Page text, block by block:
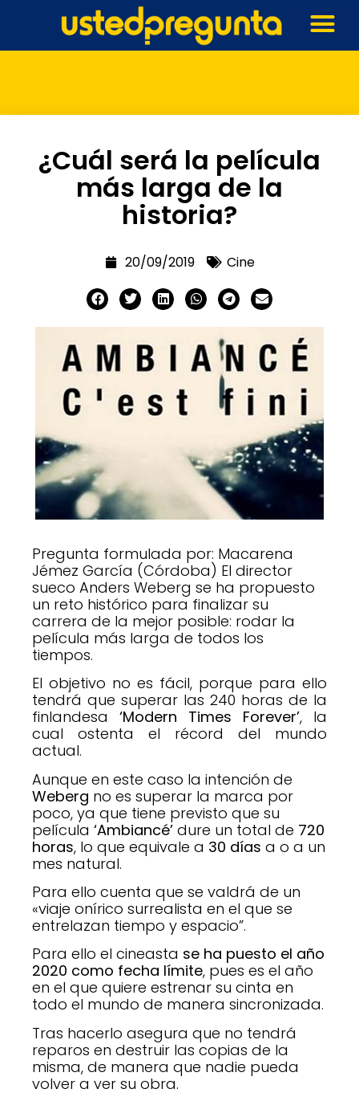
¿Cuál será la película
más larga de la
historia?
20/09/2019 Cine
Pregunta formulada por: Macarena
Jémez García (Córdoba) El director
sueco Anders Weberg se ha propuesto
un reto histórico para finalizar su
carrera de la mejor posible: rodar la
película más larga de todos los
tiempos.
El objetivo no es fácil, porque para ello
tendrá que superar las 240 horas de la
finlandesa ‘Modern Times Forever’, la
cual ostenta el récord del mundo
actual.
Aunque en este caso la intención de
Weberg no es superar la marca por
poco, ya que tiene previsto que su
película ‘Ambiancé’ dure un total de 720
horas, lo que equivale a 30 días a o a un
mes natural.
Para ello cuenta que se valdrá de un
«viaje onírico surrealista en el que se
entrelazan tiempo y espacio”.
Para ello el cineasta se ha puesto el año
2020 como fecha límite, pues es el año
en el que quiere estrenar su cinta en
todo el mundo de manera sincronizada.
Tras hacerlo asegura que no tendrá
reparos en destruir las copias de la
misma, de manera que nadie pueda
volver a ver su obra.